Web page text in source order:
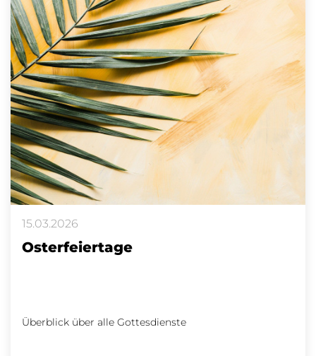
15.03.2026
Osterfeiertage
Überblick über alle Gottesdienste